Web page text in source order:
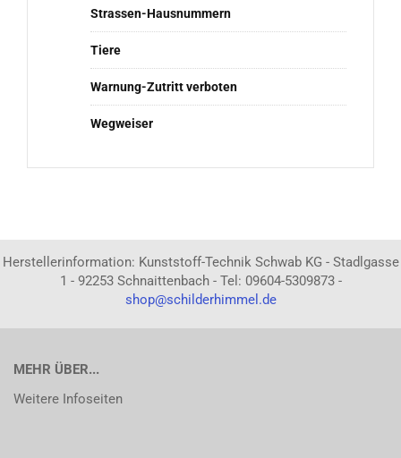
Strassen-Hausnummern
Tiere
Warnung-Zutritt verboten
Wegweiser
Herstellerinformation: Kunststoff-Technik Schwab KG - Stadlgasse
1 - 92253 Schnaittenbach - Tel: 09604-5309873 -
shop@schilderhimmel.de
MEHR ÜBER...
Weitere Infoseiten